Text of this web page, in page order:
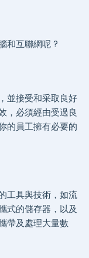
和互聯網呢 ?
並接受和采取良好
，必須經由受過良
的員工擁有必要的
工具與技術，如流
式的儲存器，以及
帶及處理大量數